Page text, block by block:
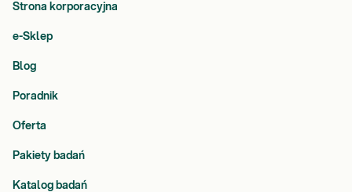
Strona korporacyjna
e-Sklep
Blog
Poradnik
Oferta
Pakiety badań
Katalog badań